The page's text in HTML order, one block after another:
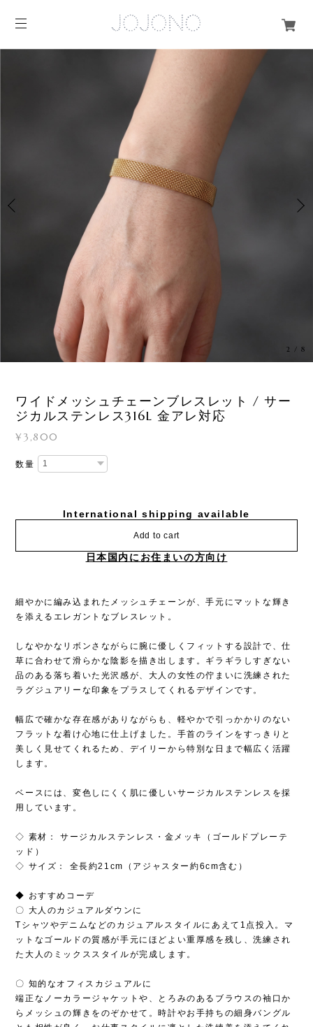
3 /8
ワイドメッシュチェーンブレスレット / サー
ジカルステンレス316L 金アレ対応
¥3,800
数量
International shipping available
Add to cart
日本国内にお住まいの方向け
細やかに編み込まれたメッシュチェーンが、手元にマットな輝き
を添えるエレガントなブレスレット。
しなやかなリボンさながらに腕に優しくフィットする設計で、仕
草に合わせて滑らかな陰影を描き出します。ギラギラしすぎない
品のある落ち着いた光沢感が、大人の女性の佇まいに洗練された
ラグジュアリーな印象をプラスしてくれるデザインです。
幅広で確かな存在感がありながらも、軽やかで引っかかりのない
フラットな着け心地に仕上げました。手首のラインをすっきりと
美しく見せてくれるため、デイリーから特別な日まで幅広く活躍
します。
ベースには、変色しにくく肌に優しいサージカルステンレスを採
用しています。
◇ 素材： サージカルステンレス・金メッキ（ゴールドプレーテ
ッド）
◇ サイズ： 全長約21cm（アジャスター約6cm含む）
◆ おすすめコーデ
〇 大人のカジュアルダウンに
Tシャツやデニムなどのカジュアルスタイルにあえて1点投入。マ
ットなゴールドの質感が手元にほどよい重厚感を残し、洗練され
た大人のミックススタイルが完成します。
〇 知的なオフィスカジュアルに
端正なノーカラージャケットや、とろみのあるブラウスの袖口か
らメッシュの輝きをのぞかせて。時計やお手持ちの細身バングル